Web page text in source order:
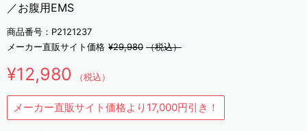
／お腹用EMS
商品番号：P2121237
メーカー直販サイト価格 ¥29,980 （税込）
¥12,980 （税込）
メーカー直販サイト価格より17,000円引き！